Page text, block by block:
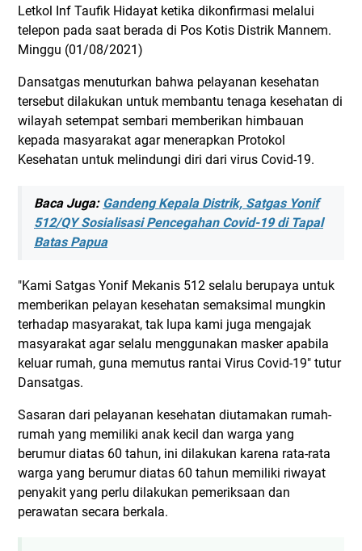
Letkol Inf Taufik Hidayat ketika dikonfirmasi melalui
telepon pada saat berada di Pos Kotis Distrik Mannem.
Minggu (01/08/2021)
Dansatgas menuturkan bahwa pelayanan kesehatan
tersebut dilakukan untuk membantu tenaga kesehatan di
wilayah setempat sembari memberikan himbauan
kepada masyarakat agar menerapkan Protokol
Kesehatan untuk melindungi diri dari virus Covid-19.
Baca Juga: Gandeng Kepala Distrik, Satgas Yonif
512/QY Sosialisasi Pencegahan Covid-19 di Tapal
Batas Papua
"Kami Satgas Yonif Mekanis 512 selalu berupaya untuk
memberikan pelayan kesehatan semaksimal mungkin
terhadap masyarakat, tak lupa kami juga mengajak
masyarakat agar selalu menggunakan masker apabila
keluar rumah, guna memutus rantai Virus Covid-19" tutur
Dansatgas.
Sasaran dari pelayanan kesehatan diutamakan rumah-
rumah yang memiliki anak kecil dan warga yang
berumur diatas 60 tahun, ini dilakukan karena rata-rata
warga yang berumur diatas 60 tahun memiliki riwayat
penyakit yang perlu dilakukan pemeriksaan dan
perawatan secara berkala.